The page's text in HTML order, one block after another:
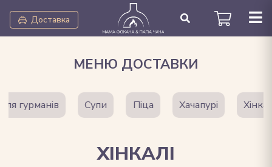
Доставка
МЕНЮ ДОСТАВКИ
гурманів Супи Піца Хачапурі Хінкалі
ХІНКАЛІ